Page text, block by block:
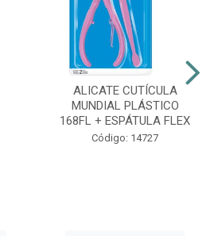
ALICATE CUTÍCULA
MUNDIAL PLÁSTICO
168FL + ESPÁTULA FLEX
Código: 14727